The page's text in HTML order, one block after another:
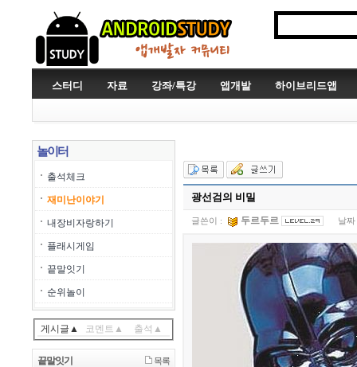
스터디 자료 강좌/특강 앱개발 하이브리드앱
놀이터
출석체크
재미난이야기
내장비자랑하기
플래시게임
끝말잇기
순위놀이
게시글▲ 코멘트▲ 출석▲
끝말잇기 목록
광선검의 비밀
글쓴이 : 두르두르 날